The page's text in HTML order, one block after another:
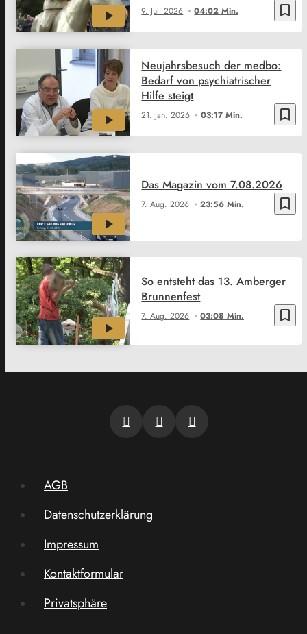
bookmark_border
9. Juli 2026 04:02 Min.
bookmark_border
21. Jan. 2026 03:17 Min.
Neujahrsbesuch der medbo:
Bedarf von psychiatrischer
Hilfe steigt
bookmark_border
7. Aug. 2026 23:56 Min.
Das Magazin vom 7.08.2026
bookmark_border
7. Aug. 2026 03:08 Min.
So entsteht das 13. Amberger
Brunnenfest
AGB
Datenschutzerklärung
Impressum
Kontaktformular
Privatsphäre